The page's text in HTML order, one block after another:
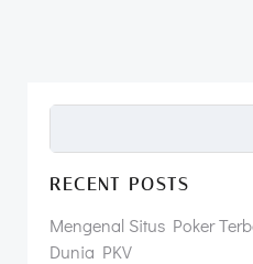
RECENT POSTS
Mengenal Situs Poker
Dunia PKV